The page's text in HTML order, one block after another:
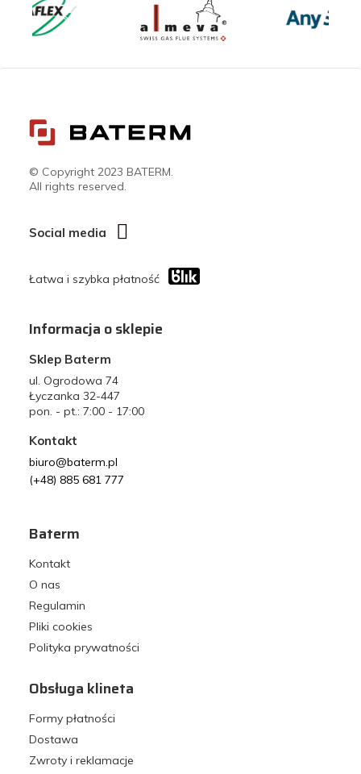
© Copyright 2023 BATERM.
All rights reserved.
Social media
Łatwa i szybka płatność
Informacja o sklepie
Sklep Baterm
ul. Ogrodowa 74
Łyczanka 32-447
pon. - pt.: 7:00 - 17:00
Kontakt
biuro@baterm.pl
(+48) 885 681 777
Baterm
Kontakt
O nas
Regulamin
Pliki cookies
Polityka prywatności
Obsługa klineta
Formy płatności
Dostawa
Zwroty i reklamacje